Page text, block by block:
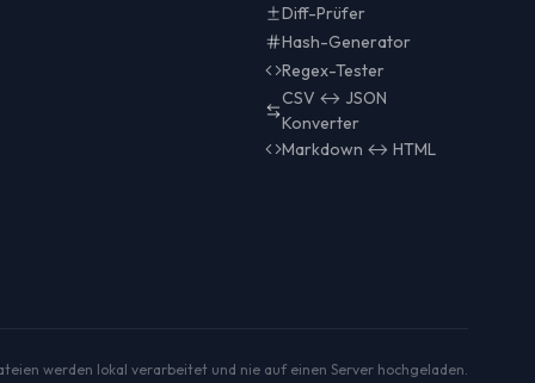
Diff-Prüfer
Hash-Generator
Regex-Tester
CSV ↔ JSON
Konverter
Markdown ↔ HTML
werden lokal verarbeitet und nie auf einen Server hochgeladen.